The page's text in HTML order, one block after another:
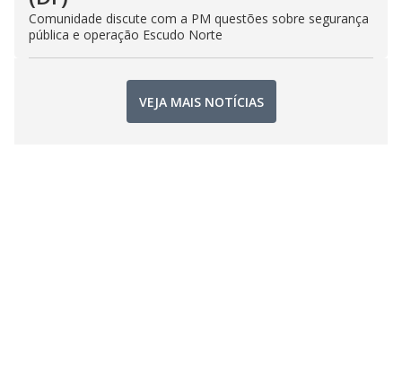
Comunidade discute com a PM questões sobre segurança
pública e operação Escudo Norte
VEJA MAIS NOTÍCIAS